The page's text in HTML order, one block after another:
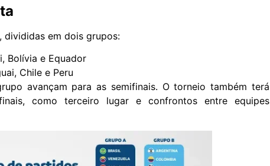
divididas em dois grupos:
Bolívia e Equador
Chile e Peru
avançam para as semifinais. O torneio também terá
como terceiro lugar e confrontos entre equipes